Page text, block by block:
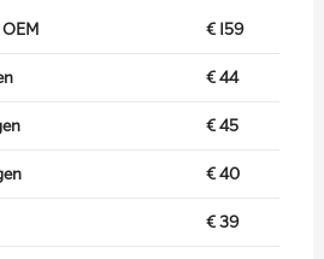
€ 159
€ 44
€ 45
€ 40
€ 39